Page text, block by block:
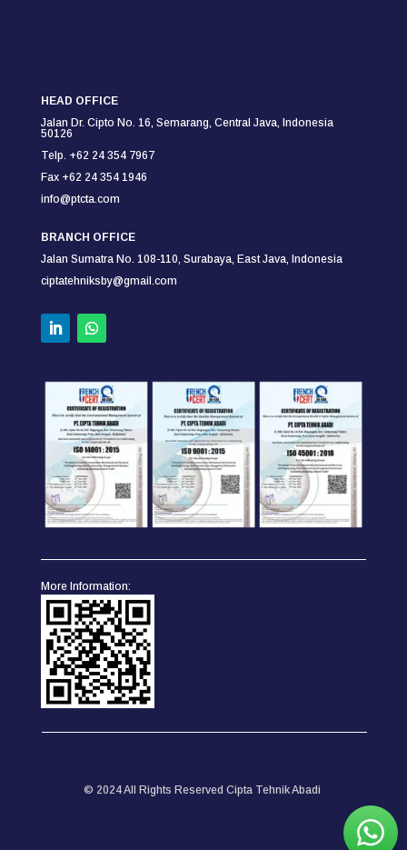
HEAD OFFICE
Jalan Dr. Cipto No. 16, Semarang, Central Java, Indonesia
50126
Telp. +62 24 354 7967
Fax +62 24 354 1946
info@ptcta.com
BRANCH OFFICE
Jalan Sumatra No. 108-110, Surabaya, East Java, Indonesia
ciptatehniksby@gmail.com
More Information:
© 2024 All Rights Reserved Cipta Tehnik Abadi